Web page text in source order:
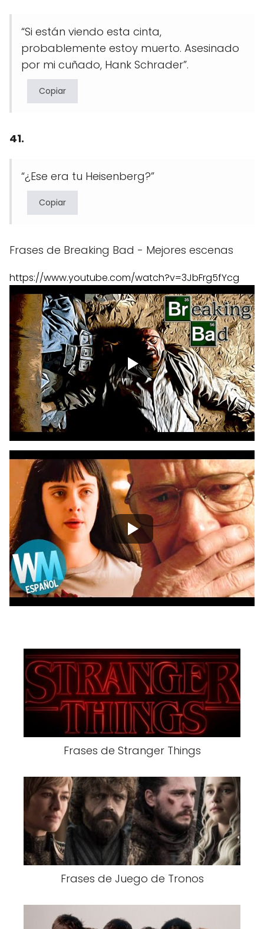
“Si están viendo esta cinta,
probablemente estoy muerto. Asesinado
por mi cuñado, Hank Schrader”.
Copiar
41.
“¿Ese era tu Heisenberg?”
Copiar
Frases de Breaking Bad - Mejores escenas
https://www.youtube.com/watch?v=3JbFrg5fYcg
Frases de Stranger Things
Frases de Juego de Tronos